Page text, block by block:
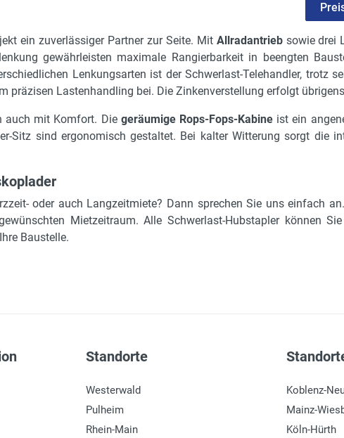
ein zuverlässiger Partner zur Seite. Mit Allradantriebsowie drei
gewährleisten maximale Rangierbarkeit in beengten
Lenkungsarten ist der Schwerlast-Telehandler, trotz
präzisen Lastenhandling bei. Die Zinkenverstellung erfolgt
auch mit Komfort. Die geräumige Rops-Fops-Kabineist ein
Sitz sind ergonomisch gestaltet. Bei kalter Witterung sorgt die
oder auch Langzeitmiete? Dann sprechen Sie uns einfach
Mietzeitraum. Alle Schwerlast-Hubstapler können
Baustelle.
Standorte
Westerwald
Pulheim
Rhein-Main
Koblenz-
Mainz-
Köln-Hürth